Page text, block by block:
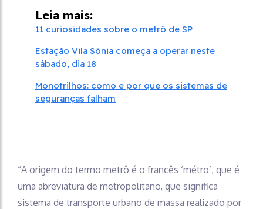
Leia mais:
11 curiosidades sobre o metrô de SP
Estação Vila Sônia começa a operar neste
sábado, dia 18
Monotrilhos: como e por que os sistemas de
seguranças falham
“A origem do termo metrô é o francês ‘métro’, que é
uma abreviatura de metropolitano, que significa
sistema de transporte urbano de massa realizado por